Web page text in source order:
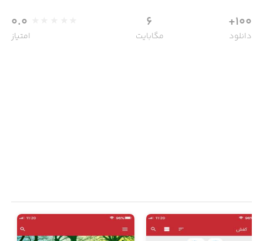
100+
دانلود
6
مگابایت
0.0
امتیاز